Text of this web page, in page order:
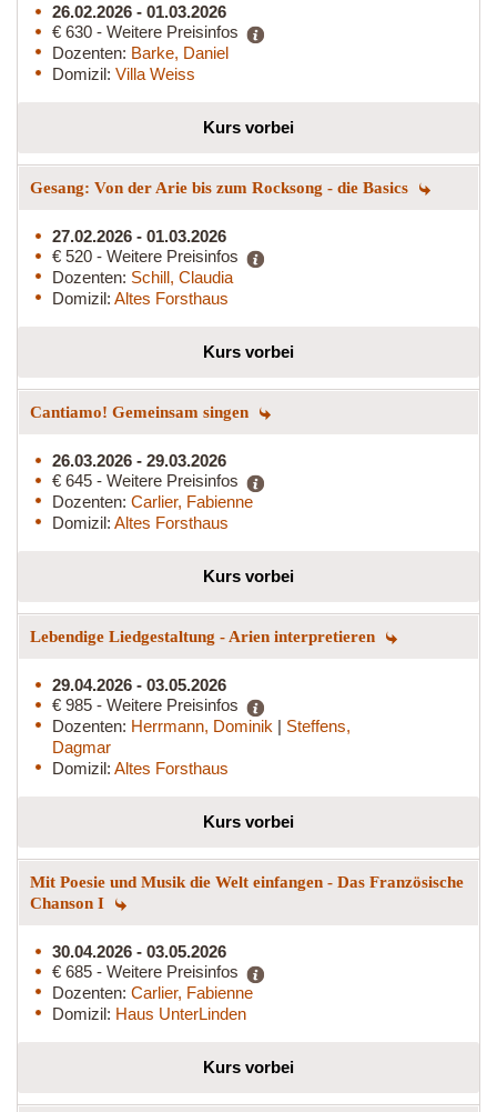
26.02.2026 - 01.03.2026
€ 630 - Weitere Preisinfos
Dozenten: Barke, Daniel
Domizil: Villa Weiss
Kurs vorbei
Gesang: Von der Arie bis zum Rocksong - die Basics
27.02.2026 - 01.03.2026
€ 520 - Weitere Preisinfos
Dozenten: Schill, Claudia
Domizil: Altes Forsthaus
Kurs vorbei
Cantiamo! Gemeinsam singen
26.03.2026 - 29.03.2026
€ 645 - Weitere Preisinfos
Dozenten: Carlier, Fabienne
Domizil: Altes Forsthaus
Kurs vorbei
Lebendige Liedgestaltung - Arien interpretieren
29.04.2026 - 03.05.2026
€ 985 - Weitere Preisinfos
Dozenten: Herrmann, Dominik | Steffens,
Dagmar
Domizil: Altes Forsthaus
Kurs vorbei
Mit Poesie und Musik die Welt einfangen - Das Französische
Chanson I
30.04.2026 - 03.05.2026
€ 685 - Weitere Preisinfos
Dozenten: Carlier, Fabienne
Domizil: Haus UnterLinden
Kurs vorbei